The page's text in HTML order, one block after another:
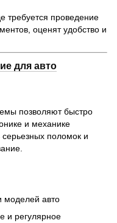
требуется проведение
оценят удобство и
для авто
позволяют быстро
и механике
поломок и
моделей авто
и регулярное